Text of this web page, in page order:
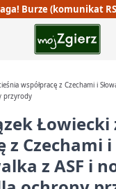
Burze (komunikat
współpracę z Czechami i
przyrody
Łowiecki
z Czechami i
z ASF i